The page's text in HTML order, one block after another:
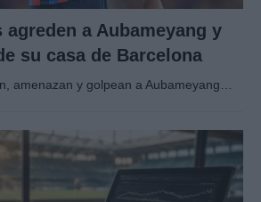
agreden a Aubameyang y
su casa de Barcelona
amenazan y golpean a Aubameyang…